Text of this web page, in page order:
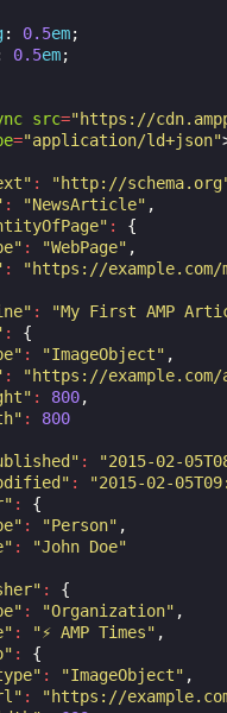
: 0.5em;
0.5em;
src="https://
="application/ld+json"
: "http://
: "NewsArticle" ,
:
{
: "WebPage" ,
:
"https://
: "My First AMP
:
{
: "ImageObject" ,
: "https://
: 800,
:
800
: "2015-02-
: "2015-02-
:
{
: "Person" ,
:
"John Doe"
:
{
: "Organization" ,
: "⚡ AMP Times" ,
:
{
: "ImageObject" ,
: "https://